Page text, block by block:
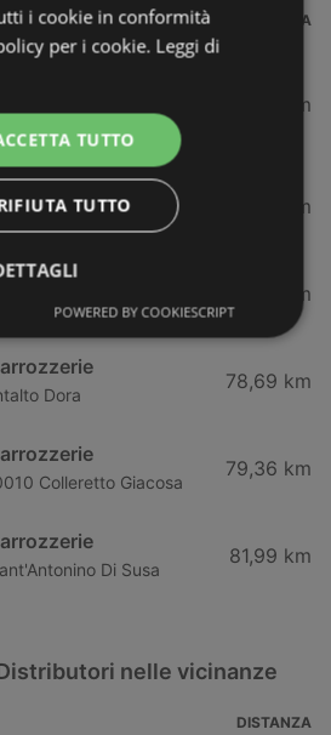
DISTANZA
11020 Saint
31,99 km
Ponso
76,07 km
10059 Susa
76,08 km
Dora
78,69 km
Colleretto Giacosa
79,36 km
Di Susa
81,99 km
nelle vicinanze
DISTANZA
i cookie in conformità
per i cookie. Leggi di
TUTTO
TUTTO
POWERED BY COOKIESCRIPT